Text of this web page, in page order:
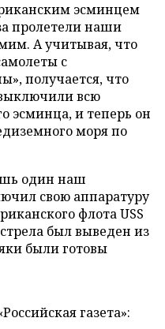
эсминцем
пролетели наши
А учитывая, что
с
получается, что
всю
эсминца, и теперь он
моря по
один наш
свою аппаратуру
флота USS
был выведен из
были готовы
газета»: